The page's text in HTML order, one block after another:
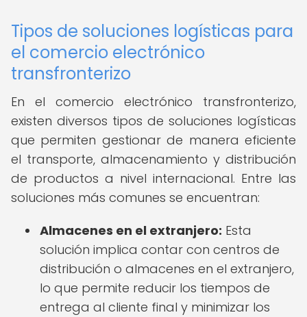
Tipos de soluciones logísticas para
el comercio electrónico
transfronterizo
En el comercio electrónico transfronterizo,
existen diversos tipos de soluciones logísticas
que permiten gestionar de manera eficiente
el transporte, almacenamiento y distribución
de productos a nivel internacional. Entre las
soluciones más comunes se encuentran:
Almacenes en el extranjero: Esta
solución implica contar con centros de
distribución o almacenes en el extranjero,
lo que permite reducir los tiempos de
entrega al cliente final y minimizar los